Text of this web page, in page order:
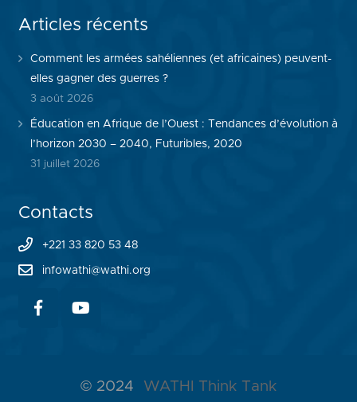
Articles récents
Comment les armées sahéliennes (et africaines) peuvent-
elles gagner des guerres ?
3 août 2026
Éducation en Afrique de l’Ouest : Tendances d’évolution à
l’horizon 2030 – 2040, Futuribles, 2020
31 juillet 2026
Contacts
+221 33 820 53 48
infowathi@wathi.org
© 2024 WATHI Think Tank